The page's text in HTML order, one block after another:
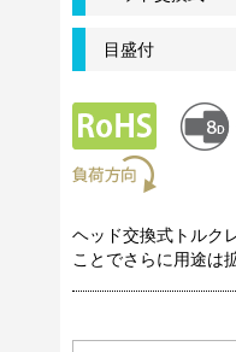
目盛付
ヘッド交換式トルク
ことでさらに用途は